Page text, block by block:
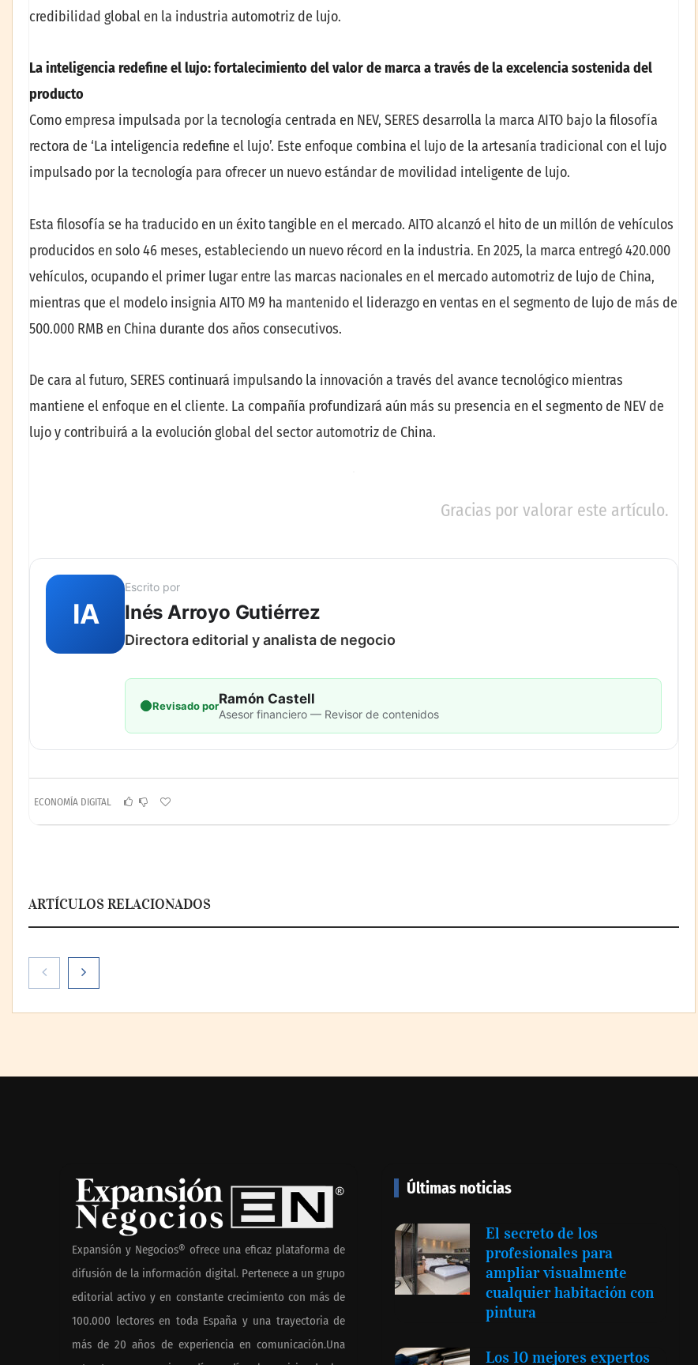
credibilidad global en la industria automotriz de lujo.
La inteligencia redefine el lujo: fortalecimiento del valor de marca a través de la excelencia sostenida del
producto
Como empresa impulsada por la tecnología centrada en NEV, SERES desarrolla la marca AITO bajo la filosofía
rectora de ‘La inteligencia redefine el lujo’. Este enfoque combina el lujo de la artesanía tradicional con el lujo
impulsado por la tecnología para ofrecer un nuevo estándar de movilidad inteligente de lujo.
Esta filosofía se ha traducido en un éxito tangible en el mercado. AITO alcanzó el hito de un millón de vehículos
producidos en solo 46 meses, estableciendo un nuevo récord en la industria. En 2025, la marca entregó 420.000
vehículos, ocupando el primer lugar entre las marcas nacionales en el mercado automotriz de lujo de China,
mientras que el modelo insignia AITO M9 ha mantenido el liderazgo en ventas en el segmento de lujo de más de
500.000 RMB en China durante dos años consecutivos.
De cara al futuro, SERES continuará impulsando la innovación a través del avance tecnológico mientras
mantiene el enfoque en el cliente. La compañía profundizará aún más su presencia en el segmento de NEV de
lujo y contribuirá a la evolución global del sector automotriz de China.
Gracias por valorar este artículo.
IA
Escrito por
Inés Arroyo Gutiérrez
Directora editorial y analista de negocio
Revisado porRamón Castell
Asesor financiero — Revisor de contenidos
ECONOMÍA DIGITAL
ARTÍCULOS RELACIONADOS
Los estudiantes que cambian
a Preply mejoran su
COSITAL valora
positivamente el nuevo
modelo de colaboración para
reforzar la capacidad técnica
de los ayuntamientos
con las mayores caídas de
Expansión y Negocios® ofrece una eficaz plataforma de
difusión de la información digital. Pertenece a un grupo
editorial activo y en constante crecimiento con más de
100.000 lectores en toda España y una trayectoria de
más de 20 años de experiencia en comunicación.Una
Últimas noticias
El secreto de los
profesionales para
ampliar visualmente
cualquier habitación con
pintura
Los 10 mejores expertos